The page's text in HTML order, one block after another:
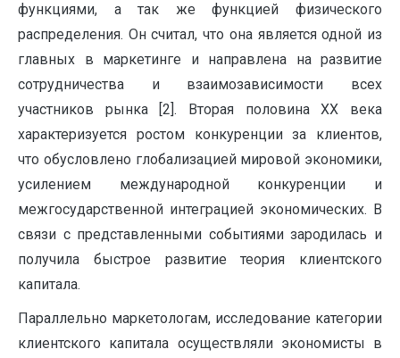
функциями, а так же функцией физиче­ского
распределения. Он считал, что она является од­ной из
главных в маркетинге и направлена на развитие
сотрудничества и взаимозависимости всех
участников рынка [2]. Вторая половина XX века
характеризуется ростом конкуренции за клиентов,
что обусловлено глобализацией мировой экономики,
усилением международной кон­куренции и
межгосударственной интеграцией экономических. В
связи с представленными событиями зародилась и
получила быстрое развитие теория клиентского
капитала.
Параллельно маркетологам, исследование категории
клиентского капитала осуществляли экономисты в